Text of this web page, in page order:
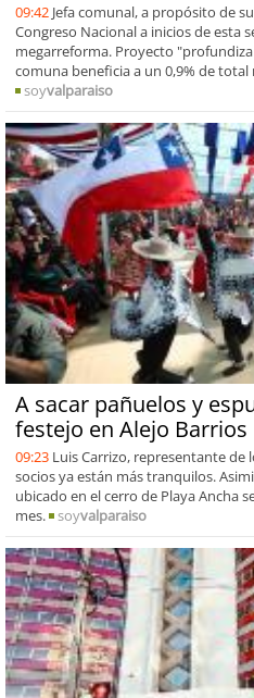
09:42 Jefa comunal, a propósito de
Congreso Nacional a inicios de esta
megarreforma. Proyecto
comuna beneficia a un 0,9% de
soyvalparaiso
A sacar pañuelos y
festejo en Alejo Barrios
09:23 Luis Carrizo, representante de
socios ya están más tranquilos.
ubicado en el cerro de Playa Ancha
mes.
soyvalparaiso